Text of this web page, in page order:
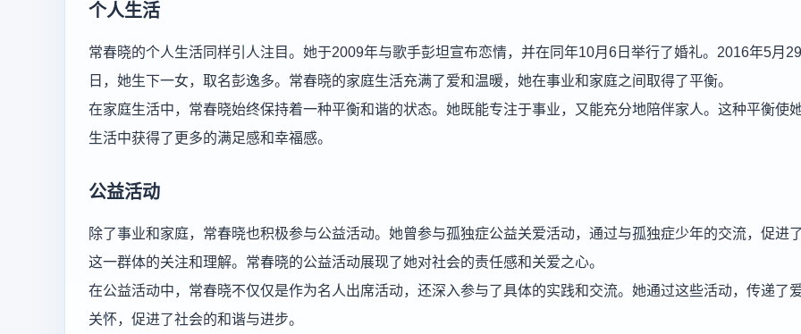
个人生活
常春晓的个人生活同样引人注目。她于2009年与歌手彭坦宣布恋情，并在同年10月6日举行了婚礼。2016年5月29
日，她生下一女，取名彭逸多。常春晓的家庭生活充满了爱和温暖，她在事业和家庭之间取得了平衡。
在家庭生活中，常春晓始终保持着一种平衡和谐的状态。她既能专注于事业，又能充分地陪伴家人。这种平衡使
生活中获得了更多的满足感和幸福感。
公益活动
除了事业和家庭，常春晓也积极参与公益活动。她曾参与孤独症公益关爱活动，通过与孤独症少年的交流，促进
这一群体的关注和理解。常春晓的公益活动展现了她对社会的责任感和关爱之心。
在公益活动中，常春晓不仅仅是作为名人出席活动，还深入参与了具体的实践和交流。她通过这些活动，传递了
关怀，促进了社会的和谐与进步。